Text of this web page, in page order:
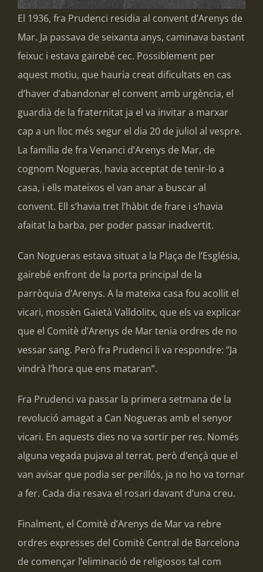
El 1936, fra Prudenci residia al convent d’Arenys de
Mar. Ja passava de seixanta anys, caminava bastant
feixuc i estava gairebé cec. Possiblement per
aquest motiu, que hauria creat dificultats en cas
d’haver d’abandonar el convent amb urgència, el
guardià de la fraternitat ja el va invitar a marxar
cap a un lloc més segur el dia 20 de juliol al vespre.
La família de fra Venanci d’Arenys de Mar, de
cognom Nogueras, havia acceptat de tenir-lo a
casa, i ells mateixos el van anar a buscar al
convent. Ell s’havia tret l’hàbit de frare i s’havia
afaitat la barba, per poder passar inadvertit.
Can Nogueras estava situat a la Plaça de l’Església,
gairebé enfront de la porta principal de la
parròquia d’Arenys. A la mateixa casa fou acollit el
vicari, mossèn Gaietà Valldolitx, que els va explicar
que el Comitè d’Arenys de Mar tenia ordres de no
vessar sang. Però fra Prudenci li va respondre: “Ja
vindrà l’hora que ens mataran”.
Fra Prudenci va passar la primera setmana de la
revolució amagat a Can Nogueras amb el senyor
vicari. En aquests dies no va sortir per res. Només
alguna vegada pujava al terrat, però d’ençà que el
van avisar que podia ser perillós, ja no ho va tornar
a fer. Cada dia resava el rosari davant d’una creu.
Finalment, el Comitè d’Arenys de Mar va rebre
ordres expresses del Comitè Central de Barcelona
de començar l’eliminació de religiosos tal com